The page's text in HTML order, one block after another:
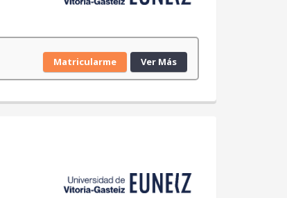
Matricularme Ver Más